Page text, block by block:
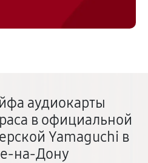
аудиокарты
в официальной
Yamaguchi в
на-Дону